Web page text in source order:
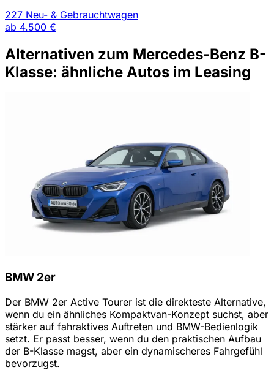
227 Neu- & Gebrauchtwagen
ab 4.500 €
Alternativen zum Mercedes-Benz B-
Klasse: ähnliche Autos im Leasing
BMW 2er
Der BMW 2er Active Tourer ist die direkteste Alternative,
wenn du ein ähnliches Kompaktvan-Konzept suchst, aber
stärker auf fahraktives Auftreten und BMW-Bedienlogik
setzt. Er passt besser, wenn du den praktischen Aufbau
der B-Klasse magst, aber ein dynamischeres Fahrgefühl
bevorzugst.